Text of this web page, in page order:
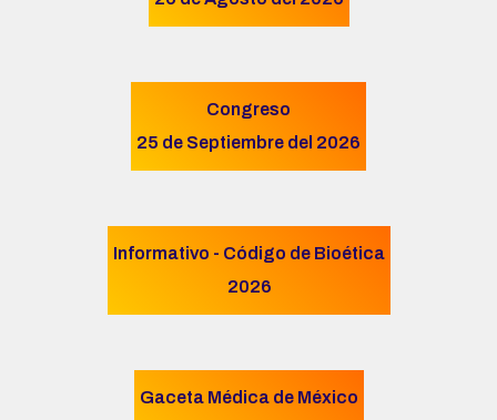
Congreso
25 de Septiembre del 2026
Informativo - Código de Bioética
2026
Gaceta Médica de México